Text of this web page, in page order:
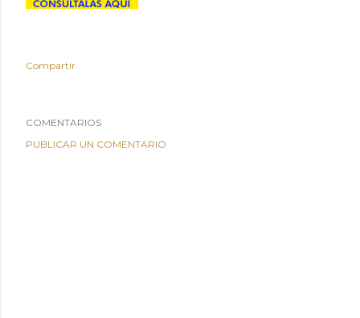
Compartir
COMENTARIOS
PUBLICAR UN COMENTARIO